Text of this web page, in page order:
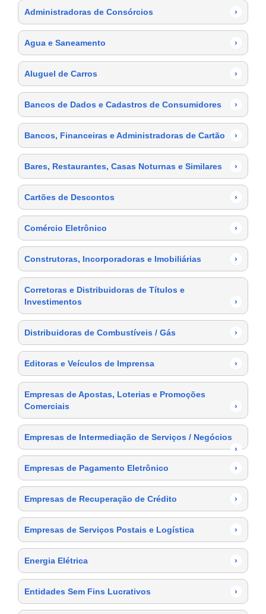
Administradoras de Consórcios ›
Agua e Saneamento ›
Aluguel de Carros ›
Bancos de Dados e Cadastros de Consumidores ›
Bancos, Financeiras e Administradoras de Cartão ›
Bares, Restaurantes, Casas Noturnas e Similares ›
Cartões de Descontos ›
Comércio Eletrônico ›
Construtoras, Incorporadoras e Imobiliárias ›
Corretoras e Distribuidoras de Títulos e
Investimentos
›
Distribuidoras de Combustíveis / Gás ›
Editoras e Veículos de Imprensa ›
Empresas de Apostas, Loterias e Promoções
Comerciais
›
Empresas de Intermediação de Serviços / Negócios
›
Empresas de Pagamento Eletrônico
›
Empresas de Recuperação de Crédito ›
Empresas de Serviços Postais e Logística ›
Energia Elétrica ›
Entidades Sem Fins Lucrativos ›